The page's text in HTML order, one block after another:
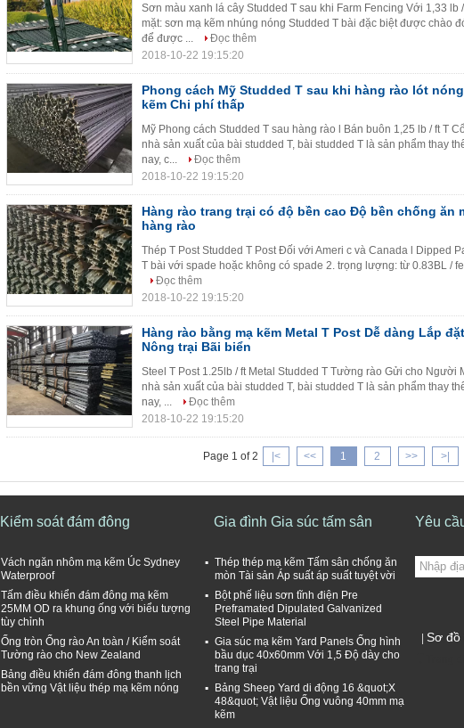
Sơn màu xanh lá cây Studded T sau khi Farm Fencing Với 1,33
mặt: sơn mạ kẽm nhúng nóng Studded T bài đặc biệt được chào
để được ...
Đọc thêm
2018-10-22 19:15:20
Phong cách Mỹ Studded T sau khi hàng rào lót
kẽm Chi phí thấp
Mỹ Phong cách Studded T sau hàng rào l Bán buôn 1,25 lb / ft T
nhà sản xuất của bài studded T, bài studded T là sản phẩm thay
nay, c...
Đọc thêm
2018-10-22 19:15:20
Hàng rào trang trại có độ bền cao Độ bền chống ăn
hàng rào
Thép T Post Studded T Post Đối với Ameri c và Canada l Dipped
T bài với spade hoặc không có spade 2. trọng lượng: từ 0.83BL /
Đọc thêm
2018-10-22 19:15:20
Hàng rào bằng mạ kẽm Metal T Post Dễ dàng Lắp
Nông trại Bãi biển
Steel T Post 1.25lb / ft Metal Studded T Tường rào Gửi cho Người
nhà sản xuất của bài studded T, bài studded T là sản phẩm thay
nay, ...
Đọc thêm
2018-10-22 19:15:20
Page 1 of 2 |< << 1 2 >> >|
Kiểm soát đám đông
Vách ngăn nhôm mạ kẽm Úc Sydney
Waterproof
Tấm điều khiển đám đông mạ kẽm
25MM OD ra khung ống với biểu tượng
tùy chỉnh
Ống tròn Ống rào An toàn / Kiểm soát
Tường rào cho New Zealand
Bảng điều khiển đám đông thanh lịch
bền vững Vật liệu thép mạ kẽm nóng
Gia đình Gia súc tấm sân
Thép thép mạ kẽm Tấm sân chống ăn
mòn Tài sản Áp suất áp suất tuyệt vời
Bột phế liệu sơn tĩnh điện Pre
Preframated Dipulated Galvanized
Steel Pipe Material
Gia súc mạ kẽm Yard Panels Ống hình
bầu dục 40x60mm Với 1,5 Độ dày cho
trang trại
Bảng Sheep Yard di động 16 &quot;X
48&quot; Vật liệu Ống vuông 40mm mạ
kẽm
Yêu
Sơ đồ